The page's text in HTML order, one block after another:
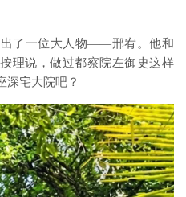
了一位大人物——邢宥。他和
理说，做过都察院左御史这样
深宅大院吧？